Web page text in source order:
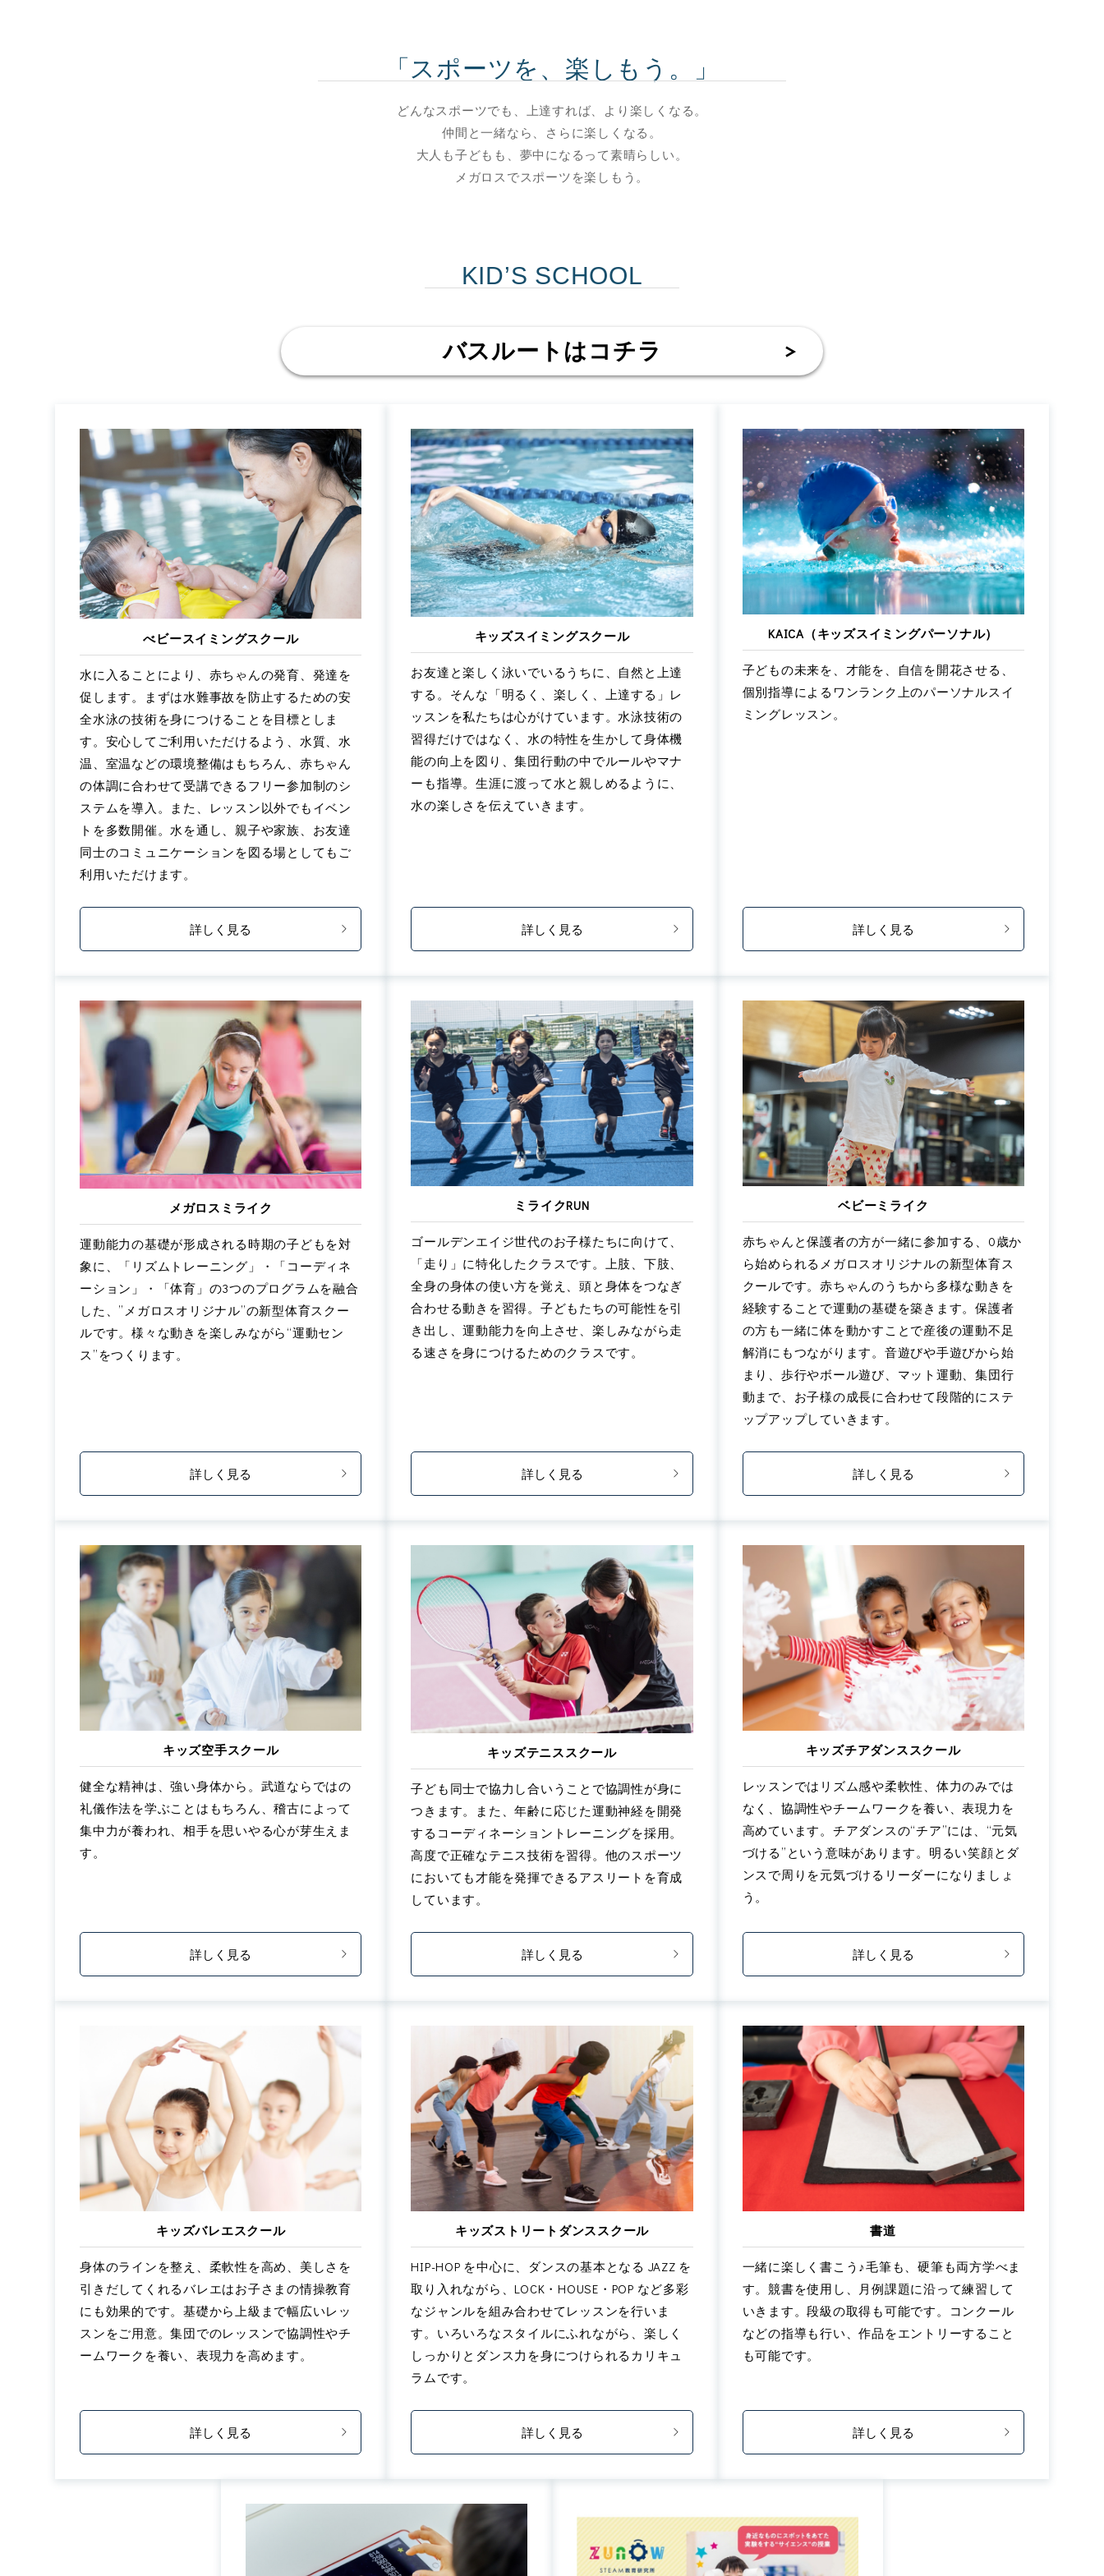
「スポーツを、楽しもう。」
どんなスポーツでも、上達すれば、より楽しくなる。
仲間と一緒なら、さらに楽しくなる。
大人も子どもも、夢中になるって素晴らしい。
メガロスでスポーツを楽しもう。
KID’S SCHOOL
バスルートはコチラ
べビースイミングスクール
水に入ることにより、赤ちゃんの発育、発達を
促します。まずは水難事故を防止するための安
全水泳の技術を身につけることを目標としま
す。安心してご利用いただけるよう、水質、水
温、室温などの環境整備はもちろん、赤ちゃん
の体調に合わせて受講できるフリー参加制のシ
ステムを導入。また、レッスン以外でもイベン
トを多数開催。水を通し、親子や家族、お友達
同士のコミュニケーションを図る場としてもご
利用いただけます。
詳しく見る
キッズスイミングスクール
お友達と楽しく泳いでいるうちに、自然と上達
する。そんな「明るく、楽しく、上達する」レ
ッスンを私たちは心がけています。水泳技術の
習得だけではなく、水の特性を生かして身体機
能の向上を図り、集団行動の中でルールやマナ
ーも指導。生涯に渡って水と親しめるように、
水の楽しさを伝えていきます。
詳しく見る
KAICA（キッズスイミングパーソナル）
子どもの未来を、才能を、自信を開花させる、
個別指導によるワンランク上のパーソナルスイ
ミングレッスン。
詳しく見る
メガロスミライク
運動能力の基礎が形成される時期の子どもを対
象に、「リズムトレーニング」・「コーディネ
ーション」・「体育」の3つのプログラムを融合
した、”メガロスオリジナル”の新型体育スクー
ルです。様々な動きを楽しみながら“運動セン
ス”をつくります。
詳しく見る
ミライクRUN
ゴールデンエイジ世代のお子様たちに向けて、
「走り」に特化したクラスです。上肢、下肢、
全身の身体の使い方を覚え、頭と身体をつなぎ
合わせる動きを習得。子どもたちの可能性を引
き出し、運動能力を向上させ、楽しみながら走
る速さを身につけるためのクラスです。
詳しく見る
ベビーミライク
赤ちゃんと保護者の方が一緒に参加する、0歳か
ら始められるメガロスオリジナルの新型体育ス
クールです。赤ちゃんのうちから多様な動きを
経験することで運動の基礎を築きます。保護者
の方も一緒に体を動かすことで産後の運動不足
解消にもつながります。音遊びや手遊びから始
まり、歩行やボール遊び、マット運動、集団行
動まで、お子様の成長に合わせて段階的にステ
ップアップしていきます。
詳しく見る
キッズ空手スクール
健全な精神は、強い身体から。武道ならではの
礼儀作法を学ぶことはもちろん、稽古によって
集中力が養われ、相手を思いやる心が芽生えま
す。
詳しく見る
キッズテニススクール
子ども同士で協力し合いうことで協調性が身に
つきます。また、年齢に応じた運動神経を開発
するコーディネーショントレーニングを採用。
高度で正確なテニス技術を習得。他のスポーツ
においても才能を発揮できるアスリートを育成
しています。
詳しく見る
キッズチアダンススクール
レッスンではリズム感や柔軟性、体力のみでは
なく、協調性やチームワークを養い、表現力を
高めています。チアダンスの“チア”には、“元気
づける”という意味があります。明るい笑顔とダ
ンスで周りを元気づけるリーダーになりましょ
う。
詳しく見る
キッズバレエスクール
身体のラインを整え、柔軟性を高め、美しさを
引きだしてくれるバレエはお子さまの情操教育
にも効果的です。基礎から上級まで幅広いレッ
スンをご用意。集団でのレッスンで協調性やチ
ームワークを養い、表現力を高めます。
詳しく見る
キッズストリートダンススクール
HIP-HOP を中心に、ダンスの基本となる JAZZ を
取り入れながら、LOCK・HOUSE・POP など多彩
なジャンルを組み合わせてレッスンを行いま
す。いろいろなスタイルにふれながら、楽しく
しっかりとダンス力を身につけられるカリキュ
ラムです。
詳しく見る
書道
一緒に楽しく書こう♪毛筆も、硬筆も両方学べま
す。競書を使用し、月例課題に沿って練習して
いきます。段級の取得も可能です。コンクール
などの指導も行い、作品をエントリーすること
も可能です。
詳しく見る